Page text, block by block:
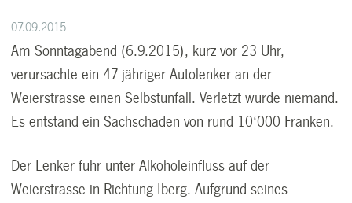
07.09.2015
Am Sonntagabend (6.9.2015), kurz vor 23 Uhr,
verursachte ein 47-jähriger Autolenker an der
Weierstrasse einen Selbstunfall. Verletzt wurde niemand.
Es entstand ein Sachschaden von rund 10‘000 Franken.
Der Lenker fuhr unter Alkoholeinfluss auf der
Weierstrasse in Richtung Iberg. Aufgrund seines